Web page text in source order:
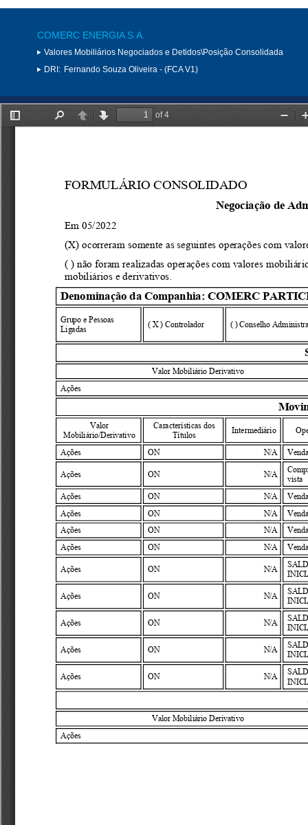
COMERC ENERGIA S.A.
Valores Mobiliários Negociados e Detidos\Posição Consolidada
DRI: Fernando Souza Oliveira - (FCA V1)